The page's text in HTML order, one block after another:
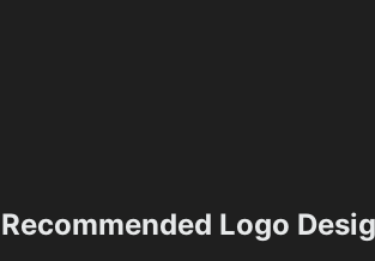
Recommended Logo